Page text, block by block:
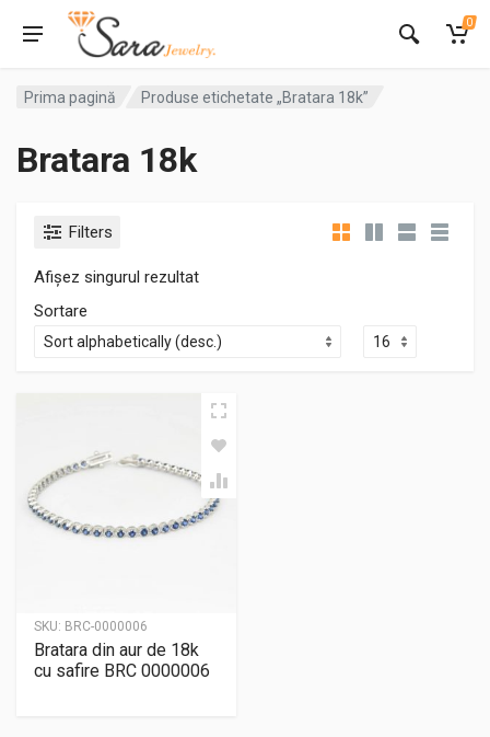
0
Prima pagină Produse etichetate „Bratara 18k”
Bratara 18k
Filters
Afișez singurul rezultat
Sortare
SKU: BRC-0000006
Bratara din aur de 18k
cu safire BRC 0000006